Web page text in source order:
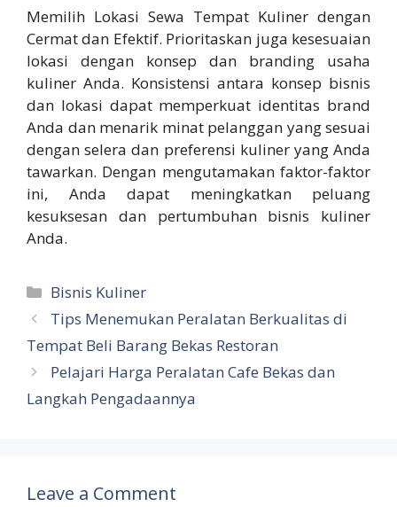
Memilih Lokasi Sewa Tempat Kuliner dengan
Cermat dan Efektif. Prioritaskan juga kesesuaian
lokasi dengan konsep dan branding usaha
kuliner Anda. Konsistensi antara konsep bisnis
dan lokasi dapat memperkuat identitas brand
Anda dan menarik minat pelanggan yang sesuai
dengan selera dan preferensi kuliner yang Anda
tawarkan. Dengan mengutamakan faktor-faktor
ini, Anda dapat meningkatkan peluang
kesuksesan dan pertumbuhan bisnis kuliner
Anda.
Categories
Bisnis Kuliner
Tips Menemukan Peralatan Berkualitas di
Tempat Beli Barang Bekas Restoran
Pelajari Harga Peralatan Cafe Bekas dan
Langkah Pengadaannya
Leave a Comment